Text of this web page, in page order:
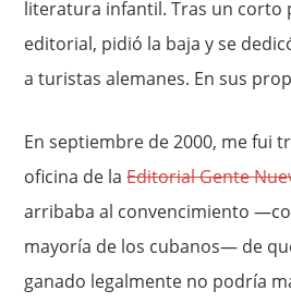
literatura infantil. Tras un corto
editorial, pidió la baja y se
a turistas alemanes. En sus
En septiembre de 2000, me fui
oficina de laEditorial Gente
arribaba al convencimiento
mayoría de los cubanos— de
ganado legalmente no podría